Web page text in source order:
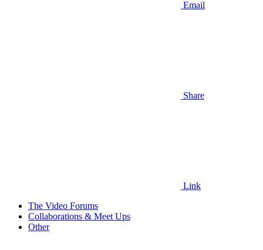
Email
Share
Link
The Video Forums
Collaborations & Meet Ups
Other